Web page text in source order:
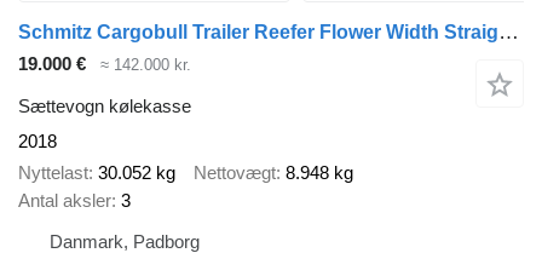
Schmitz Cargobull Trailer Reefer Flower Width Straight
19.000 €
≈ 142.000 kr.
Sættevogn kølekasse
2018
Nyttelast 30.052 kg Nettovægt 8.948 kg
Antal aksler 3
Danmark, Padborg